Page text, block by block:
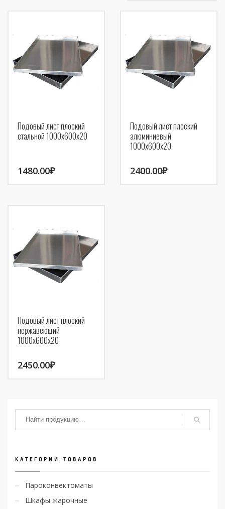
Подовый лист плоский
стальной 1000х600х20
1480.00₽
Подовый лист плоский
алюминиевый
1000х600х20
2400.00₽
Подовый лист плоский
нержавеющий
1000х600х20
2450.00₽
КАТЕГОРИИ ТОВАРОВ
Пароконвектоматы
Шкафы жарочные